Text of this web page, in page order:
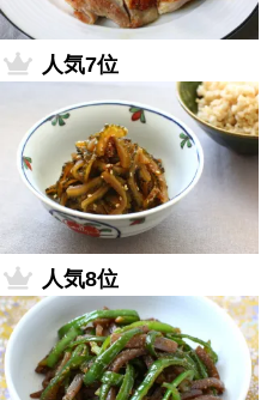
人気7位
人気8位